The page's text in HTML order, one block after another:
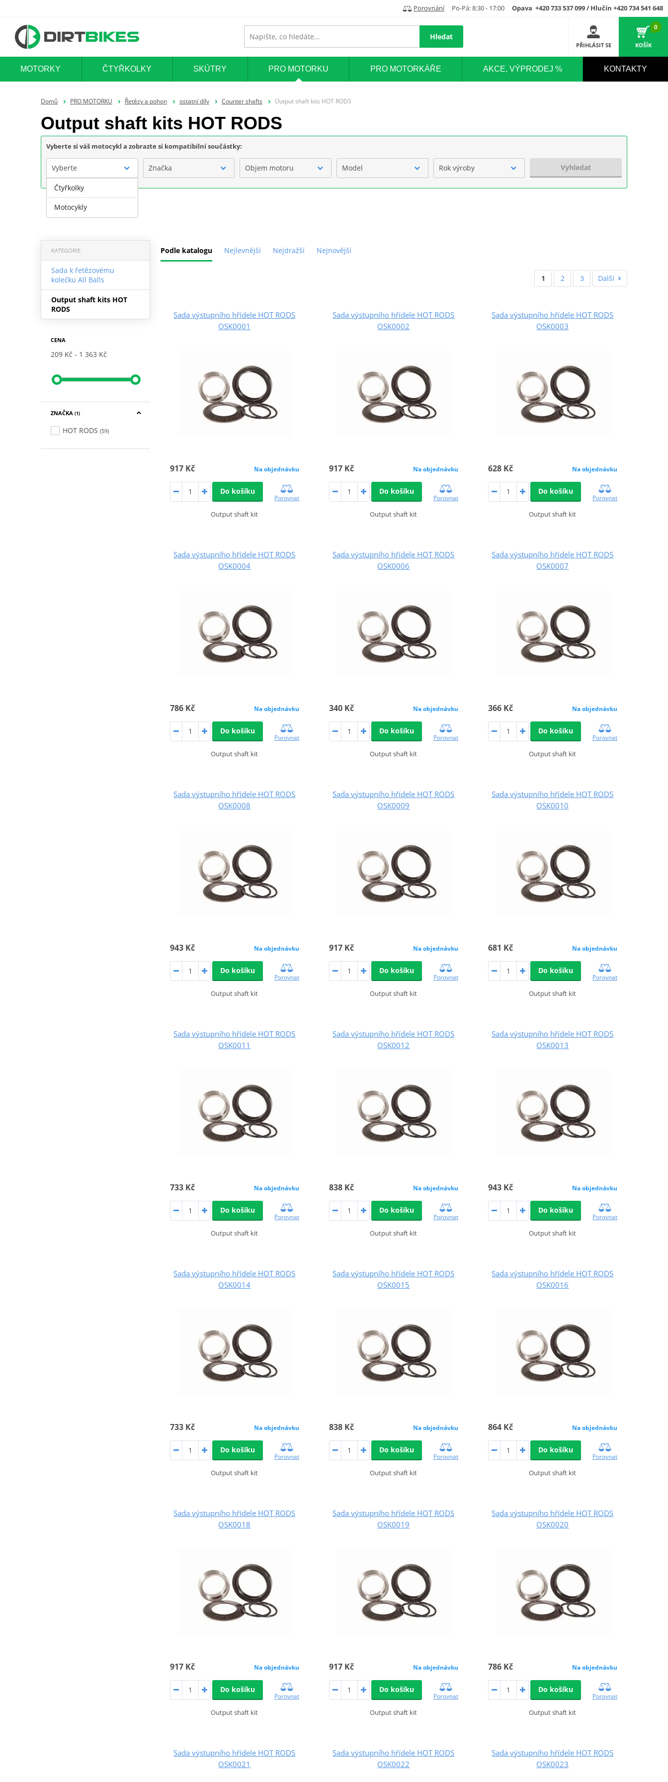
Porovnání Po-Pá: 8:30 - 17:00 Opava +420 733 537 099 / Hlučín +420 734 541 648
Hledat
PŘIHLÁSIT SE
0
KOŠÍK
MOTORKY ČTYŘKOLKY SKÚTRY PRO MOTORKU PRO MOTORKÁŘE AKCE, VÝPRODEJ % KONTAKTY
Domů PRO MOTORKU Řetězy a pohon ostatní díly Counter shafts Output shaft kits HOT RODS
Output shaft kits HOT RODS
Vyberte si váš motocykl a zobrazte si kompatibilní součástky:
Vyberte Značka Objem motoru Model Rok výroby Vyhledat
Podle katalogu Nejlevnější Nejdražší Nejnovější
KATEGORIE
Sada k řetězovému
kolečku All Balls
Output shaft kits HOT
RODS
CENA
209 Kč 1 363 Kč
ZNAČKA (1)
HOT RODS (59)
1 2 3 Další
Sada výstupního hřídele HOT RODS
OSK0001
917 Kč Na objednávku
Do košíku
Porovnat
Output shaft kit
Sada výstupního hřídele HOT RODS
OSK0002
917 Kč Na objednávku
Do košíku
Porovnat
Output shaft kit
Sada výstupního hřídele HOT RODS
OSK0003
628 Kč Na objednávku
Do košíku
Porovnat
Output shaft kit
Sada výstupního hřídele HOT RODS
OSK0004
786 Kč Na objednávku
Do košíku
Porovnat
Output shaft kit
Sada výstupního hřídele HOT RODS
OSK0006
340 Kč Na objednávku
Do košíku
Porovnat
Output shaft kit
Sada výstupního hřídele HOT RODS
OSK0007
366 Kč Na objednávku
Do košíku
Porovnat
Output shaft kit
Sada výstupního hřídele HOT RODS
OSK0008
943 Kč Na objednávku
Do košíku
Porovnat
Output shaft kit
Sada výstupního hřídele HOT RODS
OSK0009
917 Kč Na objednávku
Do košíku
Porovnat
Output shaft kit
Sada výstupního hřídele HOT RODS
OSK0010
681 Kč Na objednávku
Do košíku
Porovnat
Output shaft kit
Sada výstupního hřídele HOT RODS
OSK0011
733 Kč Na objednávku
Do košíku
Porovnat
Output shaft kit
Sada výstupního hřídele HOT RODS
OSK0012
838 Kč Na objednávku
Do košíku
Porovnat
Output shaft kit
Sada výstupního hřídele HOT RODS
OSK0013
943 Kč Na objednávku
Do košíku
Porovnat
Output shaft kit
Sada výstupního hřídele HOT RODS
OSK0014
733 Kč Na objednávku
Do košíku
Porovnat
Output shaft kit
Sada výstupního hřídele HOT RODS
OSK0015
838 Kč Na objednávku
Do košíku
Porovnat
Output shaft kit
Sada výstupního hřídele HOT RODS
OSK0016
864 Kč Na objednávku
Do košíku
Porovnat
Output shaft kit
Sada výstupního hřídele HOT RODS
OSK0018
917 Kč Na objednávku
Do košíku
Porovnat
Output shaft kit
Sada výstupního hřídele HOT RODS
OSK0019
917 Kč Na objednávku
Do košíku
Porovnat
Output shaft kit
Sada výstupního hřídele HOT RODS
OSK0020
786 Kč Na objednávku
Do košíku
Porovnat
Output shaft kit
Sada výstupního hřídele HOT RODS
OSK0021
Sada výstupního hřídele HOT RODS
OSK0022
Sada výstupního hřídele HOT RODS
OSK0023
Čtyřkolky
Motocykly